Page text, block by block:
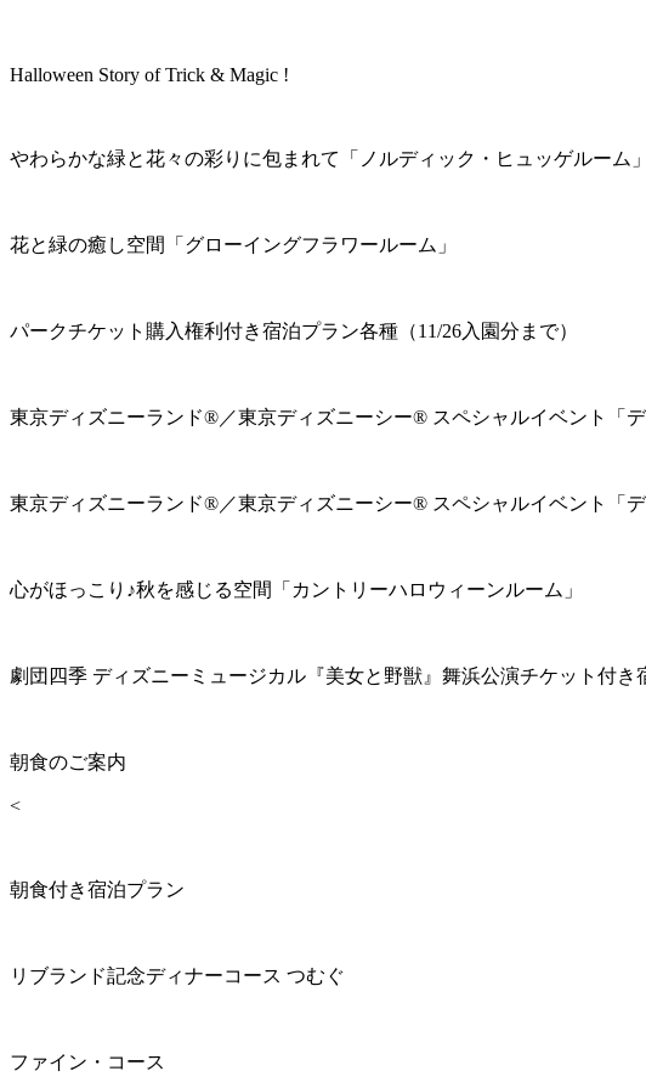
Halloween Story of Trick & Magic !
やわらかな緑と花々の彩りに包まれて「ノルディック・ヒュッゲルーム」
花と緑の癒し空間「グローイングフラワールーム」
パークチケット購入権利付き宿泊プラン各種（11/26入園分まで）
東京ディズニーランド®／東京ディズニーシー® スペシャルイベント「
東京ディズニーランド®／東京ディズニーシー® スペシャルイベント「
心がほっこり♪秋を感じる空間「カントリーハロウィーンルーム」
劇団四季 ディズニーミュージカル『美女と野獣』舞浜公演チケット付き
朝食のご案内
<
朝食付き宿泊プラン
リブランド記念ディナーコース つむぐ
ファイン・コース